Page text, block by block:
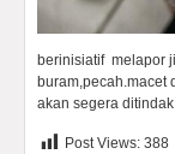
berinisiatif melapor
buram,pecah.macet
akan segera
Post Views: 388